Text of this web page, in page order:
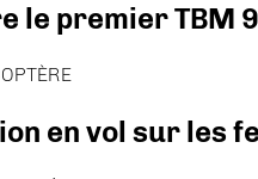
le premier TBM
en vol sur les